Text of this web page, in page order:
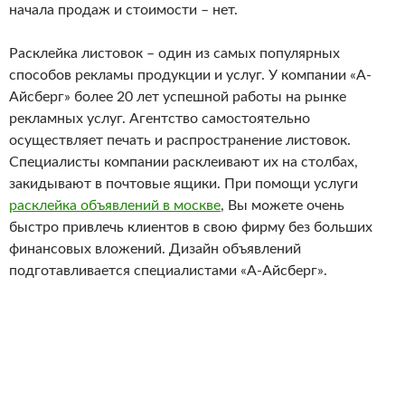
начала продаж и стоимости – нет.
Расклейка листовок – один из самых популярных
способов рекламы продукции и услуг. У компании «А-
Айсберг» более 20 лет успешной работы на рынке
рекламных услуг. Агентство самостоятельно
осуществляет печать и распространение листовок.
Специалисты компании расклеивают их на столбах,
закидывают в почтовые ящики. При помощи услуги
расклейка объявлений в москве, Вы можете очень
быстро привлечь клиентов в свою фирму без больших
финансовых вложений. Дизайн объявлений
подготавливается специалистами «А-Айсберг».